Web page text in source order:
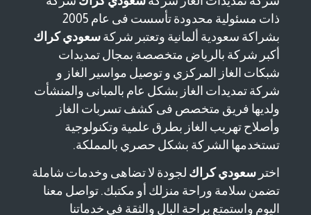
ذات مسئولية محدودة تأسست فى عام 2005
بشراكة سعودية ألمانية وتعتبر شركة سعودي كراك
أكبر شركة بالرياض متخصصة بمجال تمديدات
شبكات الغاز المركزي و توصيل مواسير الغاز و
شركة تمديدات الغاز بشكل عام بالمبانى والمنشأت
ولديها فريق متخصص فى كشف تسربات الغاز
وأصلاح تهريب الغاز بطرق علمية وتكنولوجية
تستخدمها الشركة بشكل حصري بالمملكة.
اختر سعودي كراك لجودة لا تضاهى وخدمات شاملة
تضمن سلامة وراحة منزلك أو مكتبك. تواصل معنا
اليوم واستمتع براحة البال والثقة في خدماتنا